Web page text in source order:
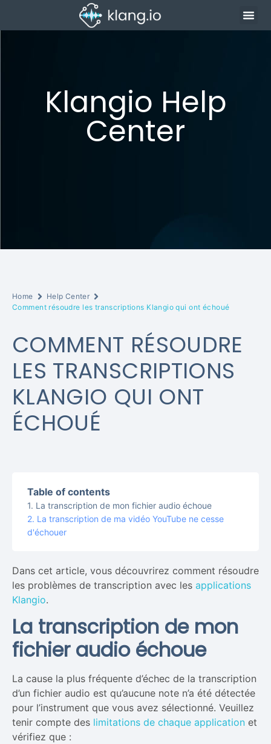
Klangio Help
Center
Home
Help Center
Comment résoudre les transcriptions Klangio qui ont échoué
COMMENT RÉSOUDRE
LES TRANSCRIPTIONS
KLANGIO QUI ONT
ÉCHOUÉ
Table of contents
La transcription de mon fichier audio échoue
La transcription de ma vidéo YouTube ne cesse
d'échouer
Dans cet article, vous découvrirez comment résoudre
les problèmes de transcription avec les applications
Klangio.
La transcription de mon
fichier audio échoue
La cause la plus fréquente d’échec de la transcription
d’un fichier audio est qu’aucune note n’a été détectée
pour l’instrument que vous avez sélectionné. Veuillez
tenir compte des limitations de chaque application et
vérifiez que :